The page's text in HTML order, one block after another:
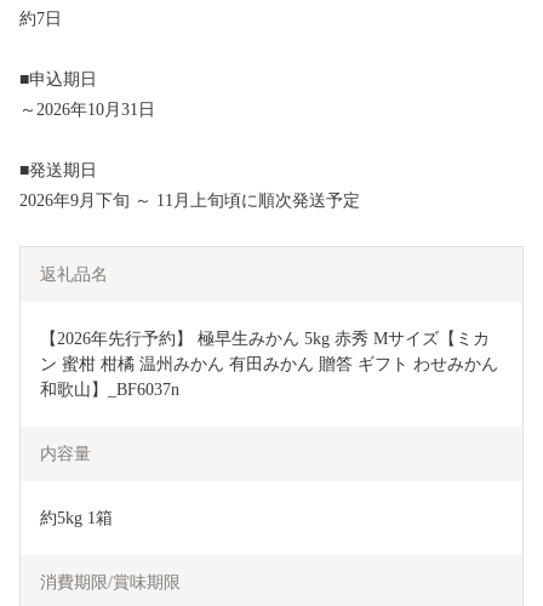
約7日
■申込期日
～2026年10月31日
■発送期日
2026年9月下旬 ～ 11月上旬頃に順次発送予定
返礼品名
【2026年先行予約】 極早生みかん 5kg 赤秀 Мサイズ【ミカ
ン 蜜柑 柑橘 温州みかん 有田みかん 贈答 ギフト わせみかん
和歌山】_BF6037n
内容量
約5kg 1箱
消費期限/賞味期限